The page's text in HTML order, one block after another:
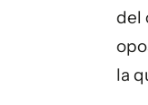
del
la